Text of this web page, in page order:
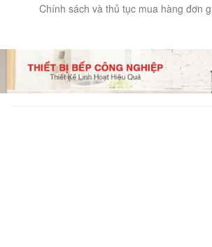
Chính sách và thủ tục mua hàng đơn